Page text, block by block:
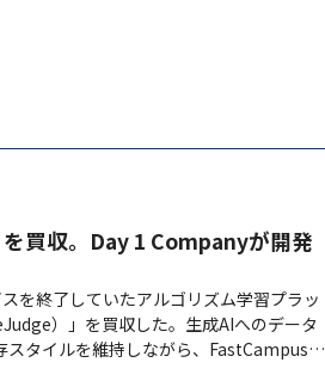
買収。Day 1 Companyが開発
を終了していたアルゴリズム学習プラッ
）」を買収した。生成AIへのデータ
タイルを維持しながら、FastCampusな
を通じて開発者向け学習環境を強化する